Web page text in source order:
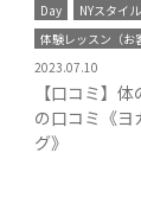
Day NYスタイ
体験レッスン（お
2023.07.10
【口コミ】
の口コミ《ヨ
グ》